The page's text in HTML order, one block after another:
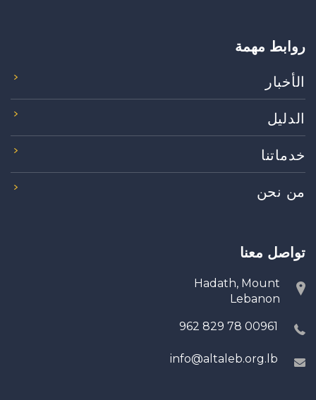
روابط مهمة
الأخبار
الدليل
خدماتنا
من نحن
تواصل معنا
Hadath, Mount
Lebanon
00961 78 829 962
info@altaleb.org.lb